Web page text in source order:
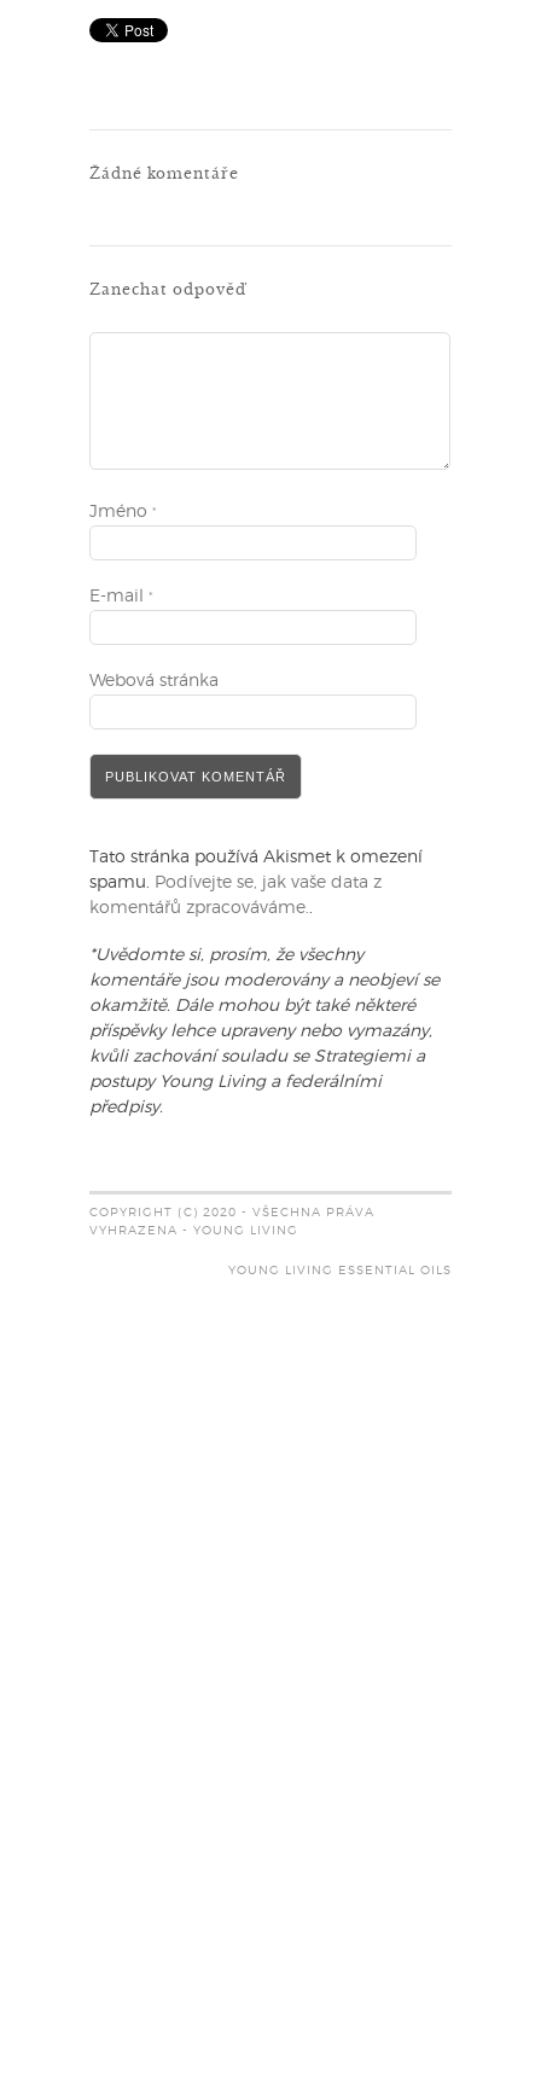
Žádné komentáře
Zanechat odpověď
Jméno *
E-mail *
Webová stránka
Tato stránka používá Akismet k omezení
spamu. Podívejte se, jak vaše data z
komentářů zpracováváme..
*Uvědomte si, prosím, že všechny
komentáře jsou moderovány a neobjeví se
okamžitě. Dále mohou být také některé
příspěvky lehce upraveny nebo vymazány,
kvůli zachování souladu se Strategiemi a
postupy Young Living a federálními
předpisy.
COPYRIGHT (C) 2020 - VŠECHNA PRÁVA
VYHRAZENA - YOUNG LIVING
YOUNG LIVING ESSENTIAL OILS